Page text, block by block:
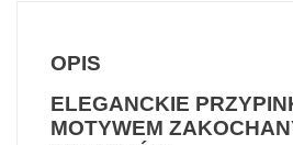
OPIS
ELEGANCKIE
MOTYWEM